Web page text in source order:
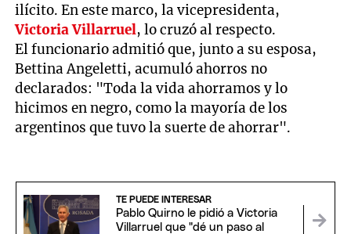
ilícito. En este marco, la vicepresidenta,
Victoria Villarruel, lo cruzó al respecto.
El funcionario admitió que, junto a su esposa,
Bettina Angeletti, acumuló ahorros no
declarados: "Toda la vida ahorramos y lo
hicimos en negro, como la mayoría de los
argentinos que tuvo la suerte de ahorrar".
TE PUEDE INTERESAR
Pablo Quirno le pidió a Victoria
Villarruel que "dé un paso al